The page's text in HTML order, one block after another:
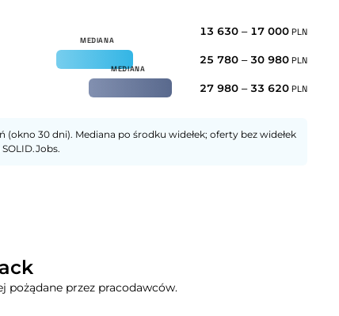
13 630 – 17 000 PLN
25 780 – 30 980 PLN
27 980 – 33 620 PLN
(okno 30 dni). Mediana po środku widełek; oferty bez widełek
pożądane przez pracodawców.